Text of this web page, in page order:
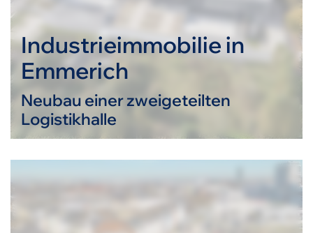
Industrieimmobilie in
Emmerich
Neubau einer zweigeteilten
Logistikhalle